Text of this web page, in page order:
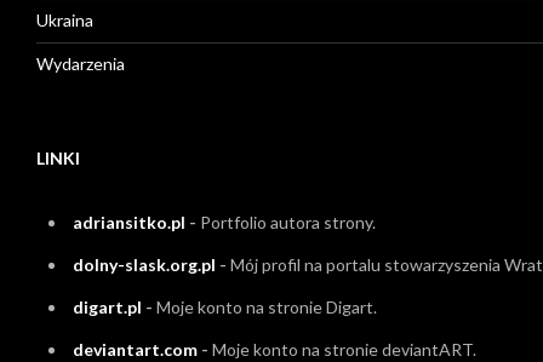
Ukraina
Wydarzenia
LINKI
adriansitko.pl - Portfolio autora strony.
dolny-slask.org.pl - Mój profil na portalu stowarzyszenia
digart.pl - Moje konto na stronie Digart.
deviantart.com - Moje konto na stronie deviantART.